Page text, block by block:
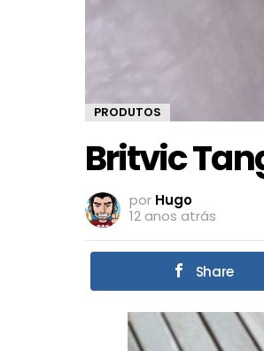
PRODUTOS
Britvic
por Hugo
12 anos atrás
Share